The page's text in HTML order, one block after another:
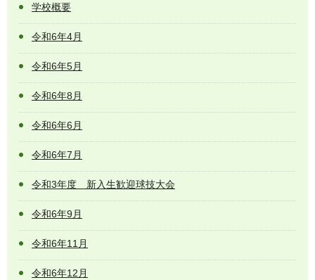
学校概要
令和6年4月
令和6年5月
令和6年8月
令和6年6月
令和6年7月
令和3年度 新入生歓迎球技大会
令和6年9月
令和6年11月
令和6年12月